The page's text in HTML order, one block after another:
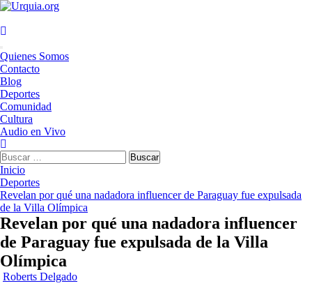
Saltar
contenido
Menú
principal
Quienes Somos
Contacto
Blog
Deportes
Comunidad
Cultura
Audio en Vivo
Buscar:
Inicio
Deportes
Revelan por qué una nadadora influencer de Paraguay fue expulsada
de la Villa Olímpica
Revelan por qué una nadadora influencer
de Paraguay fue expulsada de la Villa
Olímpica
Roberts Delgado